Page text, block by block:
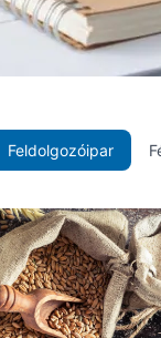
Feldolgozóipar